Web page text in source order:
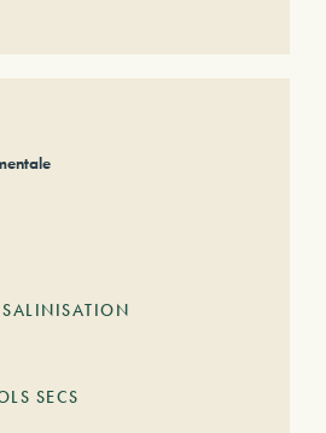
SALINISATION
SECS